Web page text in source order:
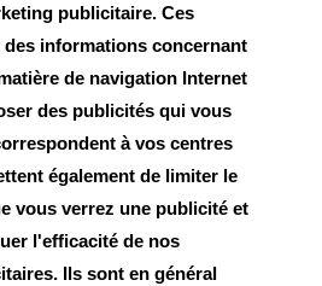
publicitaire. Ces
informations concernant
de navigation Internet
des publicités qui vous
à vos centres
également de limiter le
vous verrez une publicité et
l'efficacité de nos
Ils sont en général